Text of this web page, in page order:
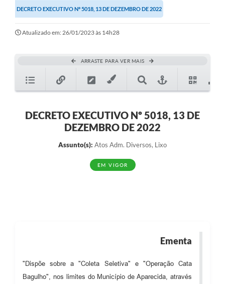
Turismo
SIC
Serviços Online
Legislação
Carta de Serviços
DECRETO EXECUTIVO Nº 5018, 13 DE DEZEMBRO DE 2022
Atualizado em: 26/01/2023 às 14h28
ARRASTE PARA VER MAIS
DECRETO EXECUTIVO Nº 5018, 13 DE
DEZEMBRO DE 2022
Assunto(s): Atos Adm. Diversos, Lixo
EM VIGOR
Ementa
"Dispõe sobre a "Coleta Seletiva" e "Operação Cata
Bagulho", nos limites do Município de Aparecida, através